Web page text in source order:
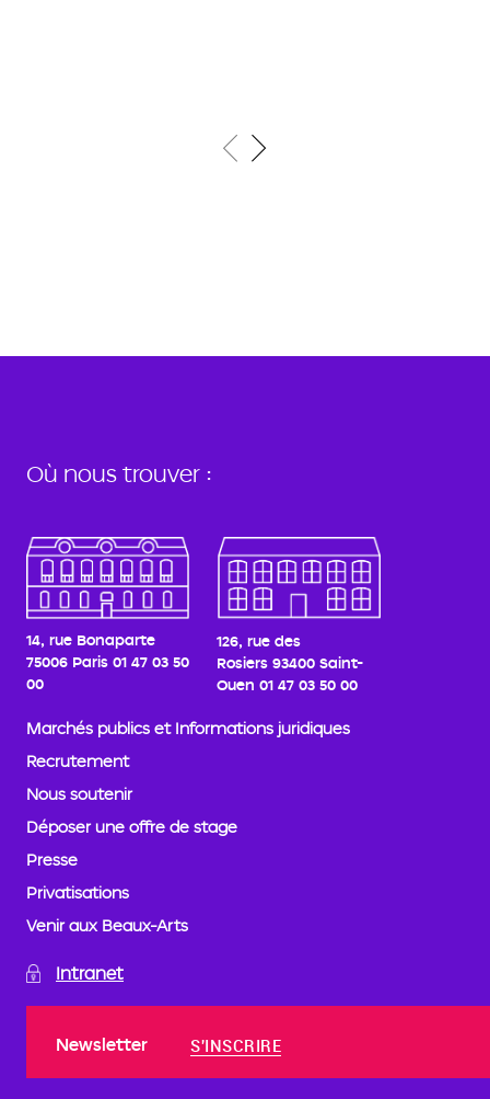
Où nous trouver :
14, rue Bonaparte
75006 Paris 01 47 03 50
00
126, rue des
Rosiers 93400 Saint-
Ouen 01 47 03 50 00
Marchés publics et Informations juridiques
Recrutement
Nous soutenir
Déposer une offre de stage
Presse
Privatisations
Venir aux Beaux-Arts
Intranet
Newsletter S'INSCRIRE